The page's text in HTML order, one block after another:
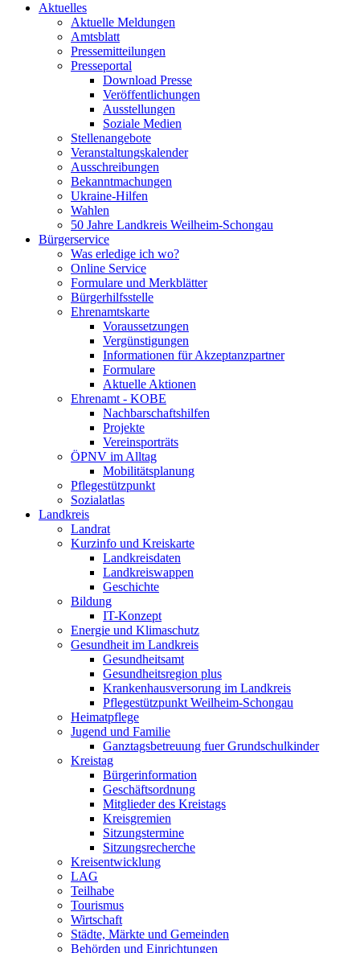
Aktuelles
Aktuelle Meldungen
Amtsblatt
Pressemitteilungen
Presseportal
Download Presse
Veröffentlichungen
Ausstellungen
Soziale Medien
Stellenangebote
Veranstaltungskalender
Ausschreibungen
Bekanntmachungen
Ukraine-Hilfen
Wahlen
50 Jahre Landkreis Weilheim-Schongau
Bürgerservice
Was erledige ich wo?
Online Service
Formulare und Merkblätter
Bürgerhilfsstelle
Ehrenamtskarte
Voraussetzungen
Vergünstigungen
Informationen für Akzeptanzpartner
Formulare
Aktuelle Aktionen
Ehrenamt - KOBE
Nachbarschaftshilfen
Projekte
Vereinsporträts
ÖPNV im Alltag
Mobilitätsplanung
Pflegestützpunkt
Sozialatlas
Landkreis
Landrat
Kurzinfo und Kreiskarte
Landkreisdaten
Landkreiswappen
Geschichte
Bildung
IT-Konzept
Energie und Klimaschutz
Gesundheit im Landkreis
Gesundheitsamt
Gesundheitsregion plus
Krankenhausversorung im Landkreis
Pflegestützpunkt Weilheim-Schongau
Heimatpflege
Jugend und Familie
Ganztagsbetreuung fuer Grundschulkinder
Kreistag
Bürgerinformation
Geschäftsordnung
Mitglieder des Kreistags
Kreisgremien
Sitzungstermine
Sitzungsrecherche
Kreisentwicklung
LAG
Teilhabe
Tourismus
Wirtschaft
Städte, Märkte und Gemeinden
Behörden und Einrichtungen